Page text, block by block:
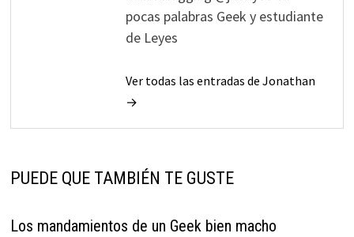
pocas palabras Geek y estudiante
de Leyes
Ver todas las entradas de Jonathan
→
PUEDE QUE TAMBIÉN TE GUSTE
Los mandamientos de un Geek bien macho